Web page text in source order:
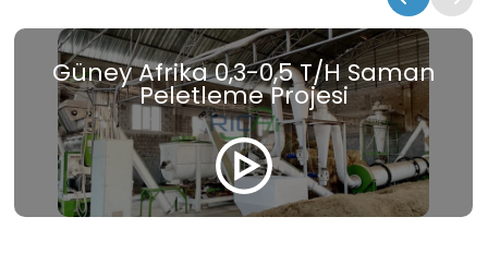
Güney Afrika 0,3-0,5 T/H Saman
Peletleme Projesi